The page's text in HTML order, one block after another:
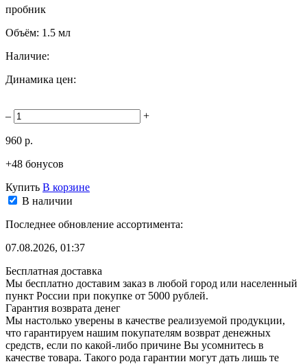
пробник
Объём: 1.5 мл
Наличие:
Динамика цен:
– +
960 р.
+48 бонусов
Купить В корзине
В наличии
Последнее обновление ассортимента:
07.08.2026, 01:37
Бесплатная доставка
Мы бесплатно доставим заказ в любой город или населенный
пункт России при покупке от 5000 рублей.
Гарантия возврата денег
Мы настолько уверены в качестве реализуемой продукции,
что гарантируем нашим покупателям возврат денежных
средств, если по какой-либо причине Вы усомнитесь в
качестве товара. Такого рода гарантии могут дать лишь те